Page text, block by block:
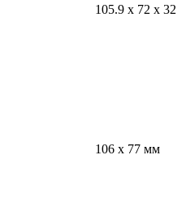
105.9 х 72 х 32
106 х 77 мм